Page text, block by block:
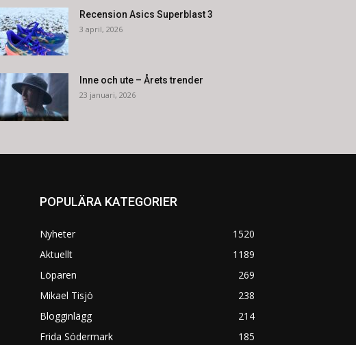
Recension Asics Superblast 3
3 april, 2026
Inne och ute – Årets trender
23 januari, 2026
POPULÄRA KATEGORIER
Nyheter
1520
Aktuellt
1189
Löparen
269
Mikael Tisjö
238
Blogginlägg
214
Frida Södermark
185